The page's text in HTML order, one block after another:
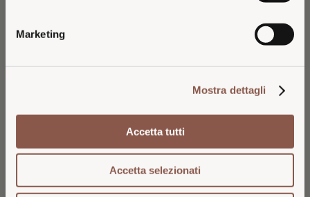
Marketing
Mostra dettagli
Accetta tutti
Accetta selezionati
POTRESTI ESSERE INTERESSATO ANCHE A
STAY ON ITALIAN WEBSITE